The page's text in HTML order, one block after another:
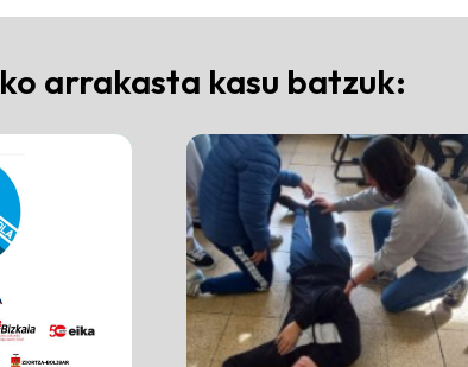
arrakasta kasu batzuk: